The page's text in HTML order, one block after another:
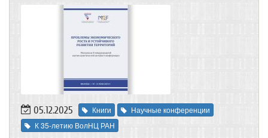
05.12.2025 Книги
Научные конференции
К 35-летию ВолНЦ РАН